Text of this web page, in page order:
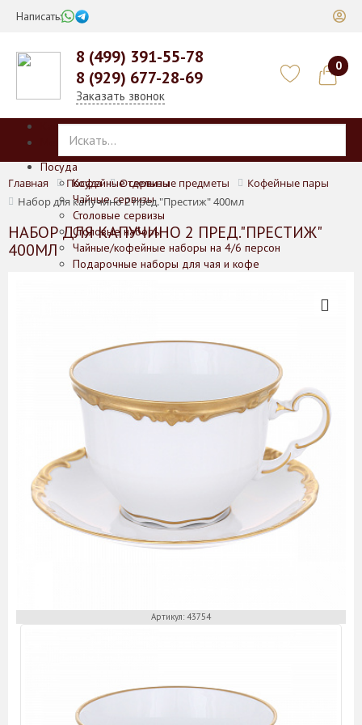
Написать:
8 (499) 391-55-78
8 (929) 677-28-69
Заказать звонок
0
Каталог
Посуда
Кофейные сервизы
Чайные сервизы
Столовые сервизы
Столовые наборы
Чайные/кофейные наборы на 4/6 персон
Подарочные наборы для чая и кофе
Вазы
Кружки
Масленки
Менажницы
Салфетницы
Сахарницы
Соусники
Аксессуары для подачи сыра
Банки для сыпучих
Вазочки для варенья/сахара
Главная Посуда Отдельные предметы
Кофейные пары
Набор для капучино 2 пред."Престиж" 400мл
НАБОР ДЛЯ КАПУЧИНО 2 ПРЕД."ПРЕСТИЖ"
400МЛ
Артикул: 43754